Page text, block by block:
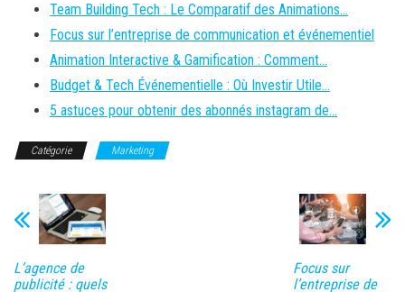
Team Building Tech : Le Comparatif des Animations…
Focus sur l’entreprise de communication et événementiel
Animation Interactive & Gamification : Comment…
Budget & Tech Événementielle : Où Investir Utile…
5 astuces pour obtenir des abonnés instagram de…
Catégorie Marketing
L’agence de
publicité : quels
Focus sur
l’entreprise de